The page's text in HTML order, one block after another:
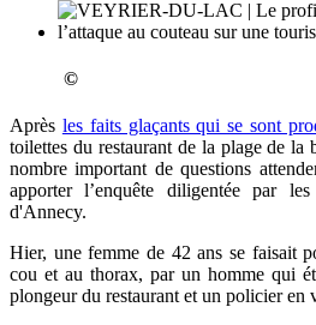
©
Après les faits glaçants qui se sont
toilettes du restaurant de la plage de la
nombre important de questions
apporter l’enquête diligentée par
d'Annecy.
Hier, une femme de 42 ans se faisait
cou et au thorax, par un homme qui
plongeur du restaurant et un policier en